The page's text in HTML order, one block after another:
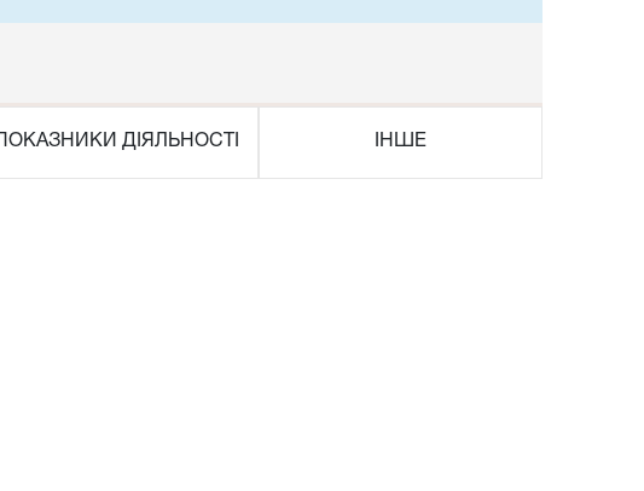
ПОКАЗНИКИ ДІЯЛЬНОСТІ ІНШЕ